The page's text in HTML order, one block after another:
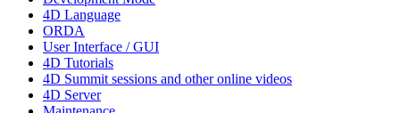
4D Language
ORDA
User Interface / GUI
4D Tutorials
4D Summit sessions and other online videos
4D Server